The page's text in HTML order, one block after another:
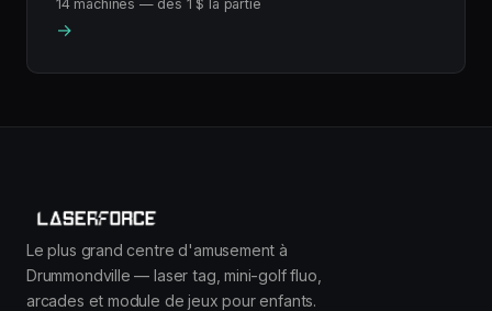
14 machines — dès 1 $ la partie
→
Le plus grand centre d'amusement à
Drummondville — laser tag, mini-golf fluo,
arcades et module de jeux pour enfants.